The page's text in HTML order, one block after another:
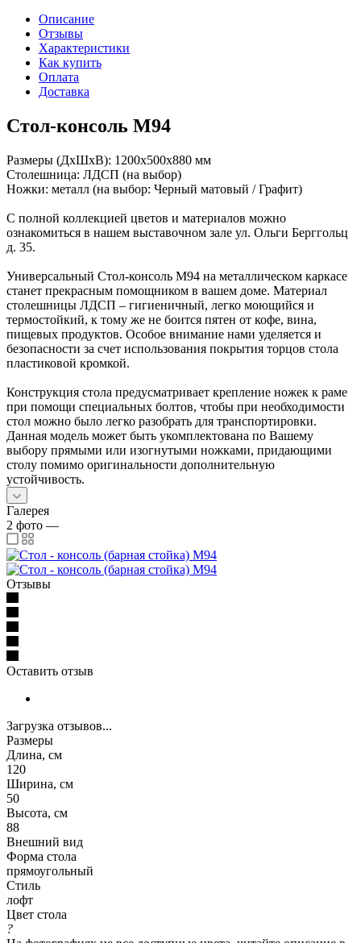
Описание
Отзывы
Характеристики
Как купить
Оплата
Доставка
Стол-консоль М94
Размеры (ДхШхВ): 1200х500х880 мм
Столешница: ЛДСП (на выбор)
Ножки: металл (на выбор: Черный матовый / Графит)
С полной коллекцией цветов и материалов можно
ознакомиться в нашем выставочном зале ул. Ольги Берггольц
д. 35.
Универсальный Стол-консоль М94 на металлическом каркасе
станет прекрасным помощником в вашем доме. Материал
столешницы ЛДСП – гигиеничный, легко моющийся и
термостойкий, к тому же не боится пятен от кофе, вина,
пищевых продуктов. Особое внимание нами уделяется и
безопасности за счет использования покрытия торцов стола
пластиковой кромкой.
Конструкция стола предусматривает крепление ножек к раме
при помощи специальных болтов, чтобы при необходимости
стол можно было легко разобрать для транспортировки.
Данная модель может быть укомплектована по Вашему
выбору прямыми или изогнутыми ножками, придающими
столу помимо оригинальности дополнительную
устойчивость.
Галерея
2 фото —
Отзывы
Оставить отзыв
Загрузка отзывов...
Размеры
Длина, см
120
Ширина, см
50
Высота, см
88
Внешний вид
Форма стола
прямоугольный
Стиль
лофт
Цвет стола
?